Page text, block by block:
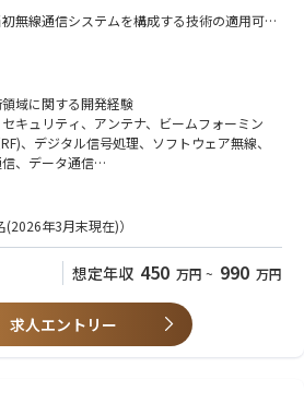
ント】
ス＞
警戒管制レーダ、防空/ミサイル防衛システ
JAXA向けスペースデブリ監視レーダを開発
大きく貢献しています。
においてはシェア100％を誇っており、さら
産計画を着々と進めております。
でレーダーのシステムインテグレーション
り、現地調整にかかる工数が短いのが特徴で
らお客様への柔軟なご提案が可能です。
発、提案から設計・開発・維持までトータル
トマネージメント能力、システムズ・エンジ
す。
研究開発や事業提案にアサインすることも可
バックグラウンドを持たない方でも短期間で
活躍している事例も複数ございます。社内で
実施しており業界未経験の方でも十分キャッ
ル】
積極的なコミュニケーションが取れる方
無線通信システムを構成する技術の適用可否
ー（10名以下）を率いて各種新技術の適用箇
の設計、機能・性能確認等を実施いただきま
技術を活用し、技術メンバを率いて製品製造
立を行ったうえで、製造ラインへの依頼、製
ーム（10名程度）として対応いただきます。
メント（作業計画立案・更新、各種課題への
・製造する他サブチームまたは国内外のベン
ント】
新しいシステムを構成する技術検討から開発
している最新の技術動向を追いながら、自由
程度）を率いることで、プロジェクトマネジ
将来のプロジェクトマネージャへの経験を積
域に関する開発経験
キュリティ、アンテナ、ビームフォーミン
、デジタル信号処理、ソフトウェア無線、
、データ通信
ずプロジェクトリーダーとしてチームを率い
経験
ンスキル（電子メール、資料作成、Face to F
ち合わせ)
(2026年3月末現在)）
想定年収 450 万円 ~ 990 万円
求人エントリー